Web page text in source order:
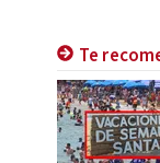
Te